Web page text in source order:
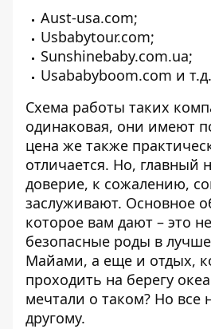
Aust-usa.com;
Usbabytour.com;
Sunshinebaby.com.ua;
Usababyboom.com и т.д.
Схема работы таких
одинаковая, они имеют
цена же также
отличается. Но, главный
доверие, к сожалению,
заслуживают. Основное
которое вам дают – это
безопасные роды в
Майами, а еще и отдых,
проходить на берегу
мечтали о таком? Но все
другому.